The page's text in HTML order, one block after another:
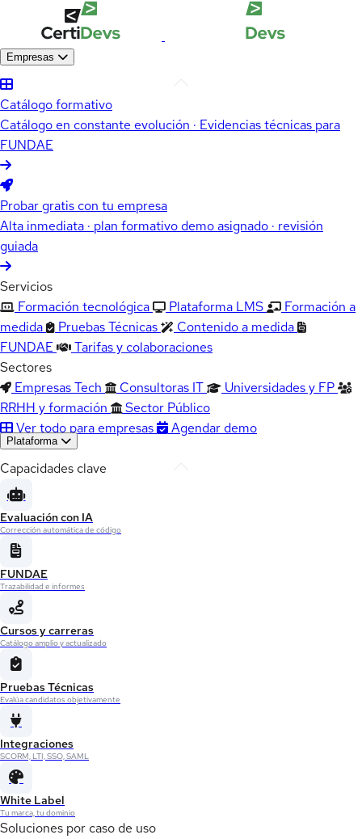
Empresas
Catálogo formativo
Catálogo en constante evolución · Evidencias técnicas para
FUNDAE
Probar gratis con tu empresa
Alta inmediata · plan formativo demo asignado · revisión
guiada
Servicios
Formación tecnológica
Plataforma LMS
Formación a
medida
Pruebas Técnicas
Contenido a medida
FUNDAE
Tarifas y colaboraciones
Sectores
Empresas Tech
Consultoras IT
Universidades y FP
RRHH y formación
Sector Público
Ver todo para empresas
Agendar demo
Plataforma
Capacidades clave
Evaluación con IA
Corrección automática de código
FUNDAE
Trazabilidad e informes
Cursos y carreras
Catálogo amplio y actualizado
Pruebas Técnicas
Evalúa candidatos objetivamente
Integraciones
SCORM, LTI, SSO, SAML
White Label
Tu marca, tu dominio
Soluciones por caso de uso